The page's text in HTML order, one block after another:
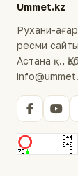
Ummet.kz
Рухани-
ресми
Астана қ.,